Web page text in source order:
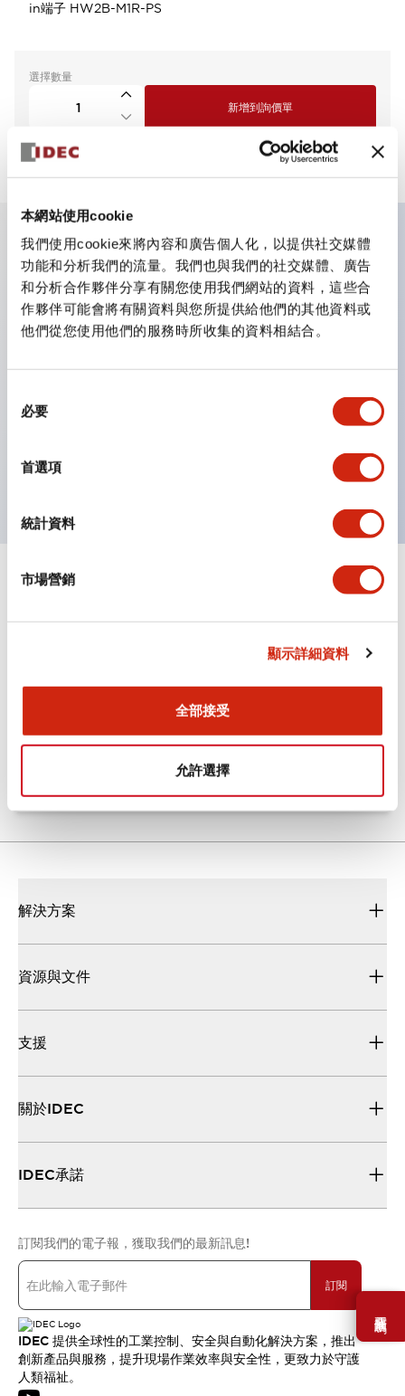
本網站使用cookie
我們使用cookie來將內容和廣告個人化，以提供社交媒體
功能和分析我們的流量。我們也與我們的社交媒體、廣告
和分析合作夥伴分享有關您使用我們網站的資料，這些合
作夥伴可能會將有關資料與您所提供給他們的其他資料或
他們從您使用他們的服務時所收集的資料相結合。
必要
首選項
統計資料
市場營銷
顯示詳細資料
全部接受
允許選擇
需要幫助嗎？
in端子 HW2B-M1R-PS
選擇數量
新增到詢價單
主要特點
業界首創！一顆 LED 燈泡即可呈現六種顏色（LSRD 燈
泡）。以往需分色管理的 LED 燈泡，如今可用單一顆燈
泡呈現多種顏色。
符合 ISO 3864-4 安全色規範：在危險或緊急狀況下，
顏色表現更明確鮮明，便於更多人識別。
簡易配線，提升作業效率不易脫線，振動時也更安心
導電部採用 IP20 手指保護結構。
HW系列 Push-in式 控制元件 (中文簡體版)
解決方案
資源與文件
支援
關於IDEC
IDEC承諾
訂閱我們的電子報，獲取我們的最新訊息!
訂閱
IDEC 提供全球性的工業控制、安全與自動化解決方案，推出
創新產品與服務，提升現場作業效率與安全性，更致力於守護
人類福祉。